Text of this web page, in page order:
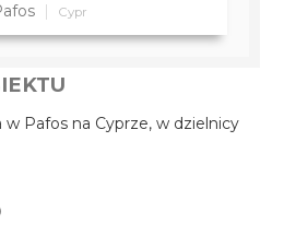
Cypr
w Pafos na Cyprze, w dzielnicy